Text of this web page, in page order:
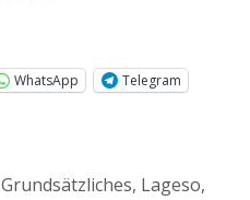
WhatsApp
Telegram
Grundsätzliches, Lageso,